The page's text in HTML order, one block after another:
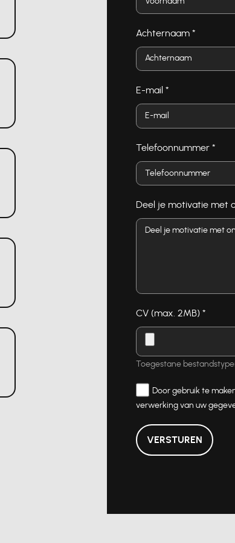
Achternaam *
E-mail *
Telefoonnummer *
Deel je motivatie met
CV (max. 2MB) *
Toegestane
Door gebruik te
verwerking van uw